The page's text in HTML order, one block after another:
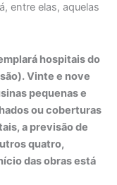
entre elas, aquelas
hospitais do
Vinte e nove
pequenas e
ou coberturas
a previsão de
quatro,
das obras está